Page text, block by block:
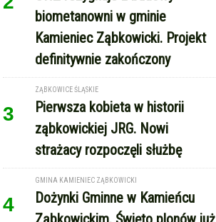
biometanowni w gminie
Kamieniec Ząbkowicki. Projekt
definitywnie zakończony
3
ZĄBKOWICE ŚLĄSKIE
Pierwsza kobieta w historii
ząbkowickiej JRG. Nowi
strażacy rozpoczęli służbę
4
GMINA KAMIENIEC ZĄBKOWICKI
Dożynki Gminne w Kamieńcu